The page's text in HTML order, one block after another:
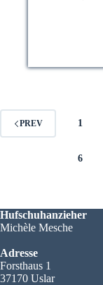
may
the
PREV 1
6
Hufschuhanzieher
Michèle Mesche
Adresse
Forsthaus 1
37170 Uslar